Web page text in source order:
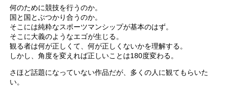
何のために競技を行うのか。
国と国とぶつかり合うのか。
そこには純粋なスポーツマンシップが基本のはず。
そこに大義のようなエゴが生じる。
観る者は何が正しくて、何が正しくないかを理解する。
しかし、角度を変えれば正しいことは180度変わる。
さほど話題になっていない作品だが、多くの人に観てもらいた
い。